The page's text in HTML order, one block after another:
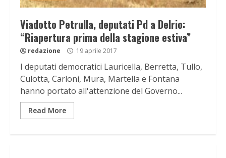
Viadotto Petrulla, deputati Pd a Delrio:
“Riapertura prima della stagione estiva”
redazione 19 aprile 2017
I deputati democratici Lauricella, Berretta, Tullo,
Culotta, Carloni, Mura, Martella e Fontana
hanno portato all'attenzione del Governo...
Read More